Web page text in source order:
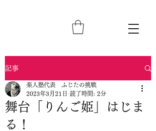
記事
舞台「りんご姫」はじま
る！
楽人塾代表 ふじたの挑戦
2023年3月21日 読了時間: 2分